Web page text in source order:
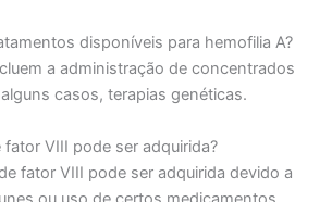
disponíveis para hemofilia A?
a administração de concentrados
casos, terapias genéticas.
VIII pode ser adquirida?
fator VIII pode ser adquirida devido a